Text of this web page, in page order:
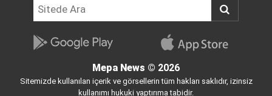
Mepa News © 2026
Sitemizde kullanılan içerik ve görsellerin tüm hakları saklıdır, izinsiz
kullanımı hukuki yaptırıma tabidir.